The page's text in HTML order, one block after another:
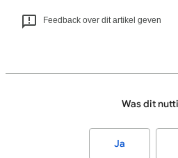
Feedback over dit artikel geven
Was dit
Ja